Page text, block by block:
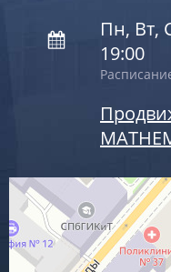
Пн, Вт,
19:00